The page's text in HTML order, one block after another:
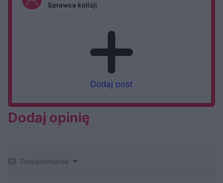
Sprawca kolizji
Dodaj post
Dodaj opinię
Powiadomienia